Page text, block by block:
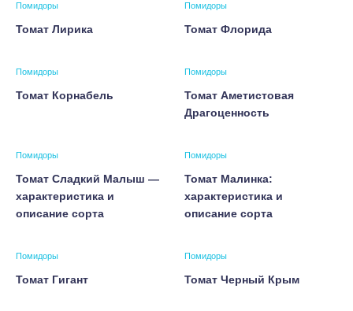
Помидоры
Томат Лирика
Помидоры
Томат Флорида
Помидоры
Томат Корнабель
Помидоры
Томат Аметистовая
Драгоценность
Помидоры
Томат Сладкий Малыш —
характеристика и
описание сорта
Помидоры
Томат Малинка:
характеристика и
описание сорта
Помидоры
Томат Гигант
Помидоры
Томат Черный Крым